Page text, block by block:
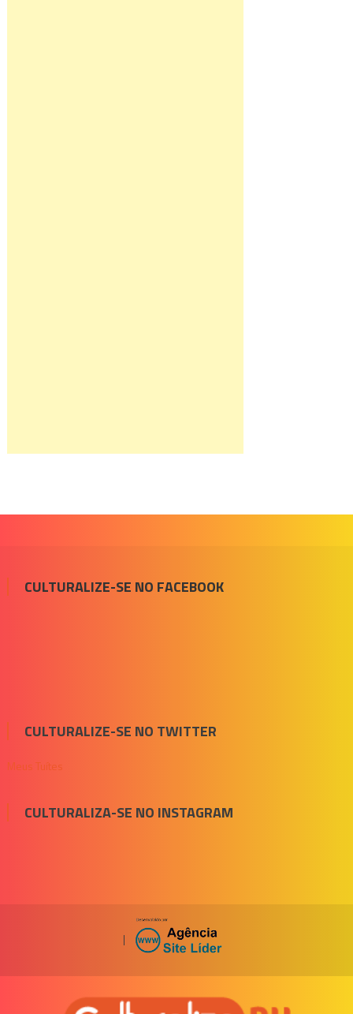
CULTURALIZE-SE NO FACEBOOK
CULTURALIZE-SE NO TWITTER
Meus Tuítes
CULTURALIZA-SE NO INSTAGRAM
|